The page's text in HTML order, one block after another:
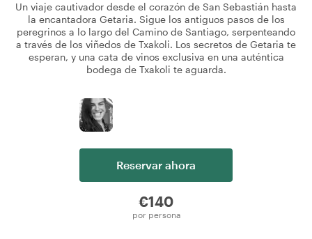
Un viaje cautivador desde el corazón de San Sebastián hasta
la encantadora Getaria. Sigue los antiguos pasos de los
peregrinos a lo largo del Camino de Santiago, serpenteando
a través de los viñedos de Txakoli. Los secretos de Getaria te
esperan, y una cata de vinos exclusiva en una auténtica
bodega de Txakoli te aguarda.
Reservar ahora
€140
por persona